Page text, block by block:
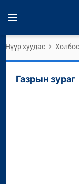
Нүүр хуудас
Газрын зураг